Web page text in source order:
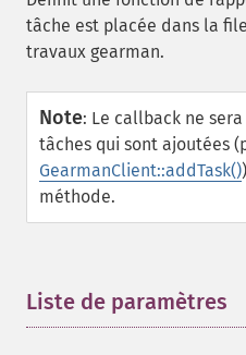
tâche est placée dans la
travaux gearman.
Note: Le callback ne
tâches qui sont ajoutées
GearmanClient::addTask()
méthode.
Liste de paramètres